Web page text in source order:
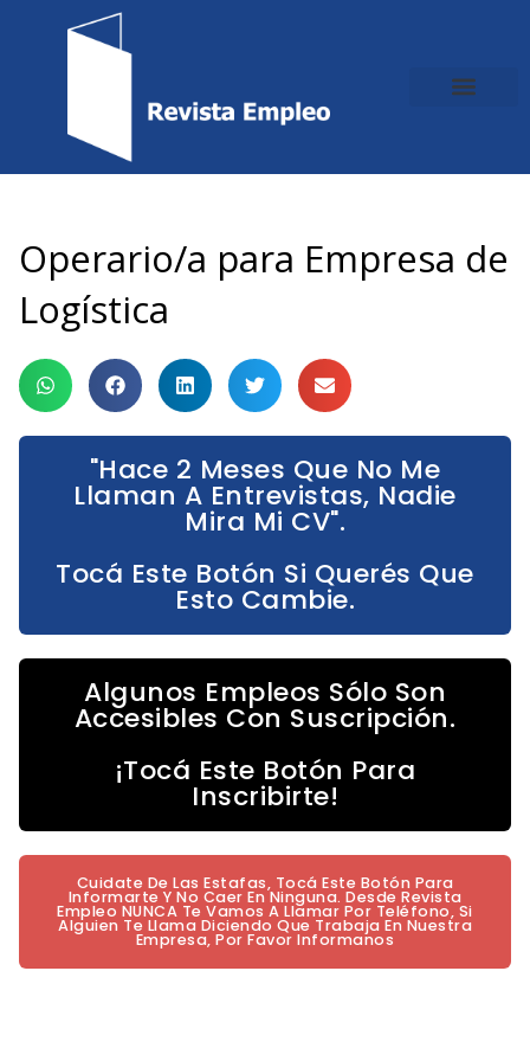
Operario/a para Empresa de
Logística
"Hace 2 Meses Que No Me
Llaman A Entrevistas, Nadie
Mira Mi CV".
Tocá Este Botón Si Querés Que
Esto Cambie.
Algunos Empleos Sólo Son
Accesibles Con Suscripción.
¡Tocá Este Botón Para
Inscribirte!
Cuidate De Las Estafas, Tocá Este Botón Para
Informarte Y No Caer En Ninguna. Desde Revista
Empleo NUNCA Te Vamos A Llamar Por Teléfono, Si
Alguien Te Llama Diciendo Que Trabaja En Nuestra
Empresa, Por Favor Informanos